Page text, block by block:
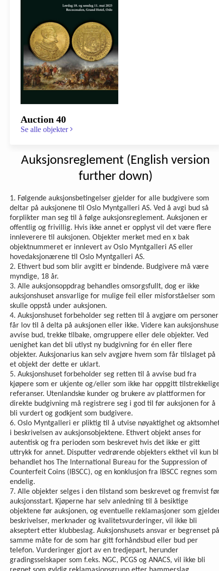
Auction 40
Se alle objekter
Auksjonsreglement (English version
further down)
1. Følgende auksjonsbetingelser gjelder for alle budgivere som
deltar på auksjonene til Oslo Myntgalleri AS. Ved å avgi bud så
forplikter man seg til å følge auksjonsreglement. Auksjonen er
offentlig og frivillig. Hvis ikke annet er opplyst vil det være flere
innleverere til auksjonen. Objekter merket med en x bak
objektnummeret er innlevert av Oslo Myntgalleri AS eller
hovedaksjonærene til Oslo Myntgalleri AS.
2. Ethvert bud som blir avgitt er bindende. Budgivere må være
myndige, 18 år.
3. Alle auksjonsoppdrag behandles omsorgsfullt, dog er ikke
auksjonshuset ansvarlige for mulige feil eller misforståelser som
skulle oppstå under auksjonen.
4. Auksjonshuset forbeholder seg retten til å avgjøre om personer
får lov til å delta på auksjonen eller ikke. Videre kan
avvise bud, trekke tilbake, omgruppere eller dele objekter. Ved
uenighet kan det bli utlyst ny budgivning for én eller flere
objekter. Auksjonarius kan selv avgjøre hvem som får tilslaget på
et objekt der dette er uklart.
5. Auksjonshuset forbeholder seg retten til å avvise bud fra
kjøpere som er ukjente og/eller som ikke har oppgitt
referanser. Utenlandske kunder og brukere av plattformen for
direkte budgivning må registrere seg i god til før auksjonen for å
bli vurdert og godkjent som budgivere.
6. Oslo Myntgalleri er pliktig til å utvise nøyaktighet og
i beskrivelsen av auksjonsobjektene. Ethvert objekt anses for
autentisk og fra perioden som beskrevet hvis det ikke er gitt
uttrykk for annet. Disputter vedrørende objekters ekthet vil kun
behandlet hos The International Bureau for the Suppression of
Counterfeit Coins (IBSCC), og en konklusjon fra IBSCC regnes som
endelig.
7. Alle objekter selges i den tilstand som beskrevet og fremvist
auksjonsstart. Kjøperne har selv anledning til å besiktige
objektene før auksjonen, og eventuelle reklamasjoner som
beskrivelser, merknader og kvalitetsvurderinger, vil ikke bli
akseptert etter klubbeslag. Auksjonshusets ansvar er begrenset på
samme måte for de som har gitt forhåndsbud eller bud per
telefon. Vurderinger gjort av en tredjepart, herunder
gradingsselskaper som f.eks. NGC, PCGS og ANACS, vil ikke bli